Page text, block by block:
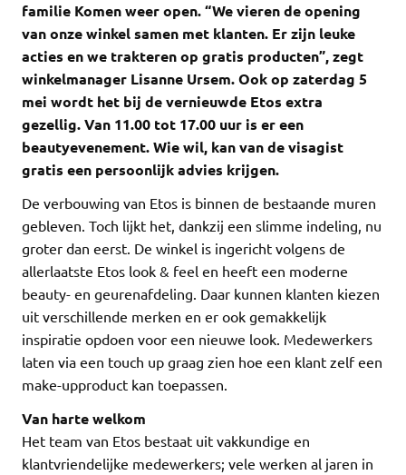
familie Komen weer open. “We vieren de opening
van onze winkel samen met klanten. Er zijn leuke
acties en we trakteren op gratis producten”, zegt
winkelmanager Lisanne Ursem. Ook op zaterdag 5
mei wordt het bij de vernieuwde Etos extra
gezellig. Van 11.00 tot 17.00 uur is er een
beautyevenement. Wie wil, kan van de visagist
gratis een persoonlijk advies krijgen.
De verbouwing van Etos is binnen de bestaande muren
gebleven. Toch lijkt het, dankzij een slimme indeling, nu
groter dan eerst. De winkel is ingericht volgens de
allerlaatste Etos look & feel en heeft een moderne
beauty- en geurenafdeling. Daar kunnen klanten kiezen
uit verschillende merken en er ook gemakkelijk
inspiratie opdoen voor een nieuwe look. Medewerkers
laten via een touch up graag zien hoe een klant zelf een
make-upproduct kan toepassen.
Van harte welkom
Het team van Etos bestaat uit vakkundige en
klantvriendelijke medewerkers; vele werken al jaren in